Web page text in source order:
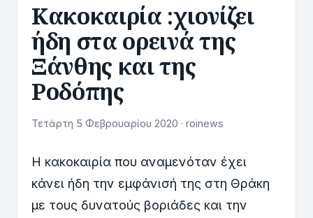
Κακοκαιρία :χιονίζει
ήδη στα ορεινά της
Ξάνθης και της
Ροδόπης
Τετάρτη 5 Φεβρουαρίου 2020 · roinews
Η κακοκαιρία που αναμενόταν έχει
κάνει ήδη την εμφάνισή της στη Θράκη
με τους δυνατούς βοριάδες και την